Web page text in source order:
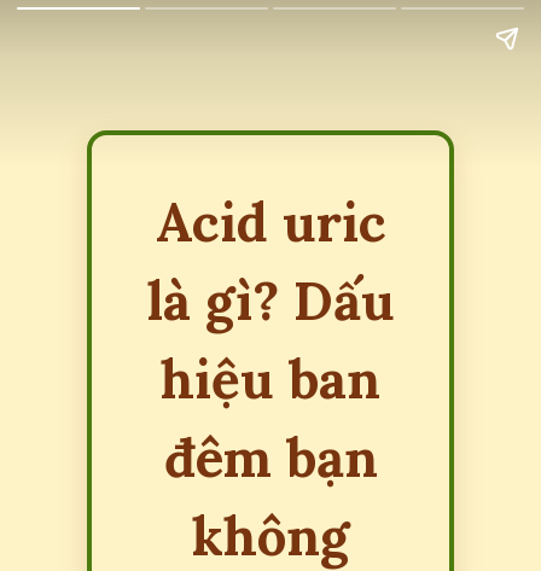
Acid uric
là gì? Dấu
hiệu ban
đêm bạn
không